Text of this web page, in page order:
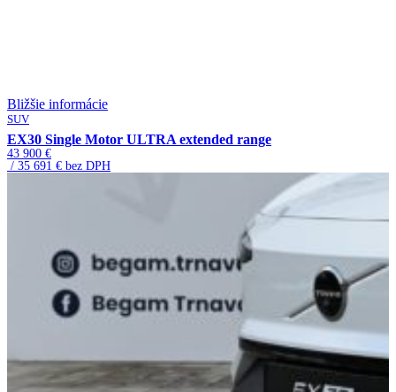
Bližšie informácie
SUV
EX30 Single Motor ULTRA extended range
43 900 €
/ 35 691 € bez DPH